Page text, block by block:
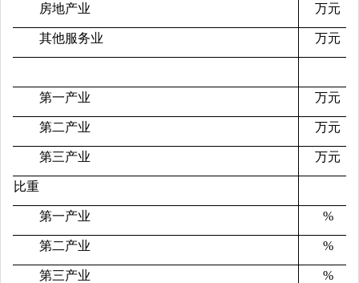
房地产业 万元
其他服务业 万元
第一产业 万元
第二产业 万元
第三产业 万元
比重
第一产业 %
第二产业 %
第三产业 %